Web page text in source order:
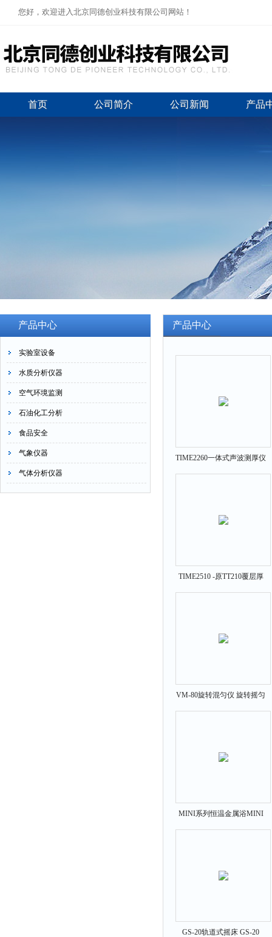
您好，欢迎进入北京同德创业科技有限公司网站！
首页 公司简介 公司新闻 产品
产品中心
实验室设备
水质分析仪器
空气环境监测
石油化工分析
食品安全
气象仪器
气体分析仪器
产品中心
TIME2260一体式声波测厚仪
TIME2510 -原TT210覆层厚
度测量仪 覆层测厚仪
VM-80旋转混匀仪 旋转摇匀
仪
MINI系列恒温金属浴MINI
系列
GS-20轨道式摇床 GS-20